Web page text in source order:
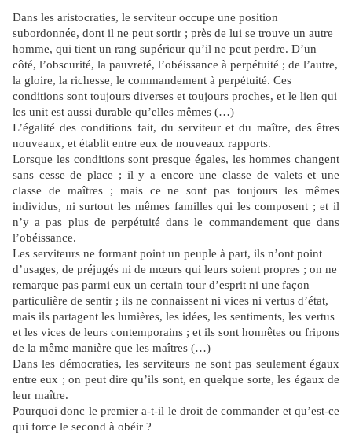
Dans les aristocraties, le serviteur occupe une position
subordonnée, dont il ne peut sortir ; près de lui se trouve un autre
homme, qui tient un rang supérieur qu’il ne peut perdre. D’un
côté, l’obscurité, la pauvreté, l’obéissance à perpétuité ; de l’autre,
la gloire, la richesse, le commandement à perpétuité. Ces
conditions sont toujours diverses et toujours proches, et le lien qui
les unit est aussi durable qu’elles mêmes (…)
L’égalité des conditions fait, du serviteur et du maître, des êtres
nouveaux, et établit entre eux de nouveaux rapports.
Lorsque les conditions sont presque égales, les hommes changent
sans cesse de place ; il y a encore une classe de valets et une
classe de maîtres ; mais ce ne sont pas toujours les mêmes
individus, ni surtout les mêmes familles qui les composent ; et il
n’y a pas plus de perpétuité dans le commandement que dans
l’obéissance.
Les serviteurs ne formant point un peuple à part, ils n’ont point
d’usages, de préjugés ni de mœurs qui leurs soient propres ; on ne
remarque pas parmi eux un certain tour d’esprit ni une façon
particulière de sentir ; ils ne connaissent ni vices ni vertus d’état,
mais ils partagent les lumières, les idées, les sentiments, les vertus
et les vices de leurs contemporains ; et ils sont honnêtes ou fripons
de la même manière que les maîtres (…)
Dans les démocraties, les serviteurs ne sont pas seulement égaux
entre eux ; on peut dire qu’ils sont, en quelque sorte, les égaux de
leur maître.
Pourquoi donc le premier a-t-il le droit de commander et qu’est-ce
qui force le second à obéir ?